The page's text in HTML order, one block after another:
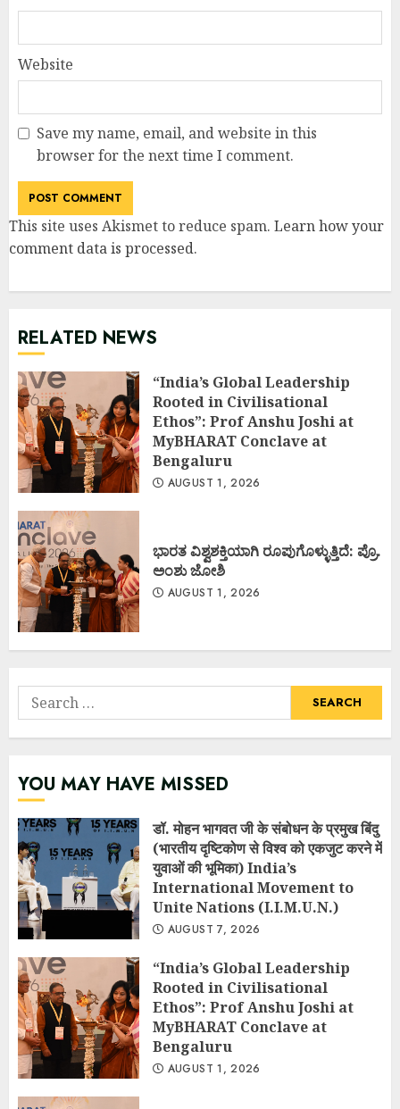
Website
Save my name, email, and website in this
browser for the next time I comment.
This site uses Akismet to reduce spam. Learn how your
comment data is processed.
RELATED NEWS
“India’s Global Leadership
Rooted in Civilisational
Ethos”: Prof Anshu Joshi at
MyBHARAT Conclave at
Bengaluru
AUGUST 1, 2026
ಭಾರತ ವಿಶ್ವಶಕ್ತಿಯಾಗಿ ರೂಪುಗೊಳ್ಳುತ್ತಿದೆ: ಪ್ರೊ.
ಅಂಶು ಜೋಶಿ
AUGUST 1, 2026
Search
for:
YOU MAY HAVE MISSED
डॉ. मोहन भागवत जी के संबोधन के प्रमुख बिंदु
(भारतीय दृष्टिकोण से विश्व को एकजुट करने में
युवाओं की भूमिका) India’s
International Movement to
Unite Nations (I.I.M.U.N.)
AUGUST 7, 2026
“India’s Global Leadership
Rooted in Civilisational
Ethos”: Prof Anshu Joshi at
MyBHARAT Conclave at
Bengaluru
AUGUST 1, 2026